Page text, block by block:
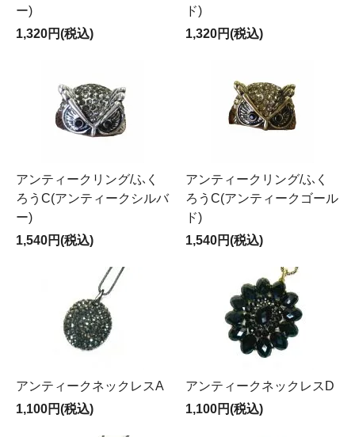
ー)
1,320円(税込)
ド)
1,320円(税込)
アンティークリング/ふく
ろうC(アンティークシルバ
ー)
1,540円(税込)
アンティークリング/ふく
ろうC(アンティークゴール
ド)
1,540円(税込)
アンティークネックレスA
1,100円(税込)
アンティークネックレスD
1,100円(税込)